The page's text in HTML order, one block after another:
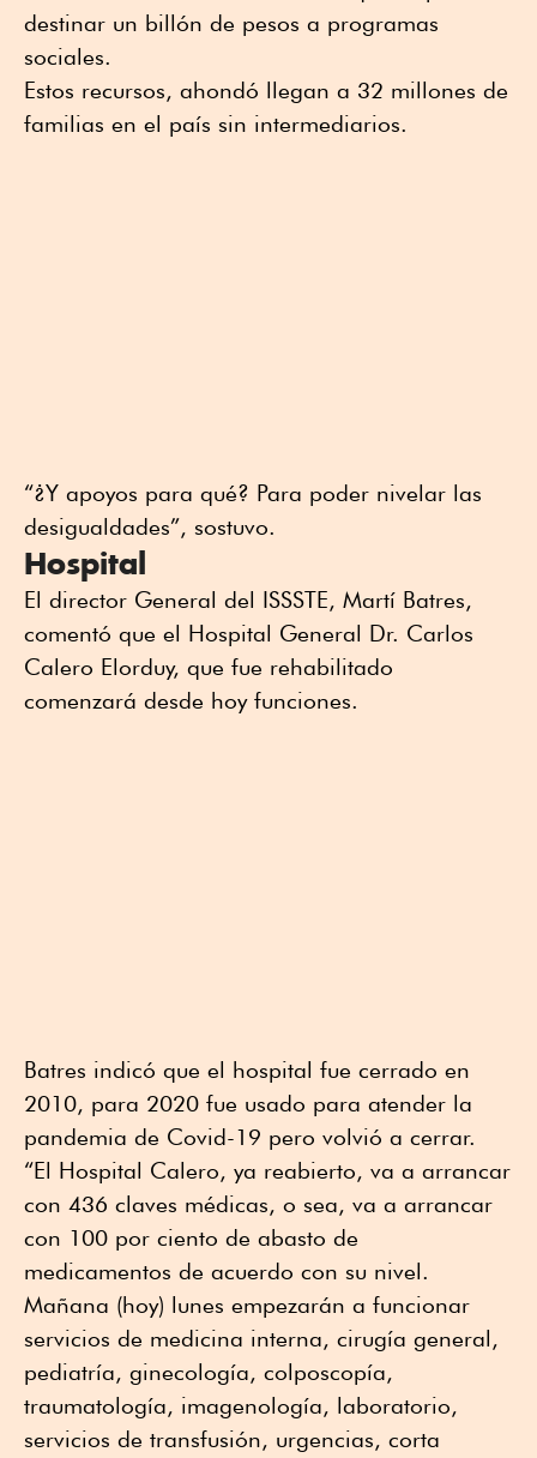
destinar un billón de pesos a programas
sociales.
Estos recursos, ahondó llegan a 32 millones de
familias en el país sin intermediarios.
“¿Y apoyos para qué? Para poder nivelar las
desigualdades”, sostuvo.
Hospital
El director General del ISSSTE, Martí Batres,
comentó que el Hospital General Dr. Carlos
Calero Elorduy, que fue rehabilitado
comenzará desde hoy funciones.
Batres indicó que el hospital fue cerrado en
2010, para 2020 fue usado para atender la
pandemia de Covid-19 pero volvió a cerrar.
“El Hospital Calero, ya reabierto, va a arrancar
con 436 claves médicas, o sea, va a arrancar
con 100 por ciento de abasto de
medicamentos de acuerdo con su nivel.
Mañana (hoy) lunes empezarán a funcionar
servicios de medicina interna, cirugía general,
pediatría, ginecología, colposcopía,
traumatología, imagenología, laboratorio,
servicios de transfusión, urgencias, corta